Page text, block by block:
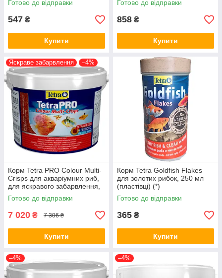
Готово до відправки
547 ₴
Купити
Готово до відправки
858 ₴
Купити
Яскраве забарвлення –4%
Корм Tetra PRO Colour Multi-
Crisps для акваріумних риб,
для яскравого забарвлення,
2,1 кг (чіпси) (*)
Готово до відправки
7 020 ₴ 7 306 ₴
Купити
Корм Tetra Goldfish Flakes
для золотих рибок, 250 мл
(пластівці) (*)
Готово до відправки
365 ₴
Купити
–4% –4%